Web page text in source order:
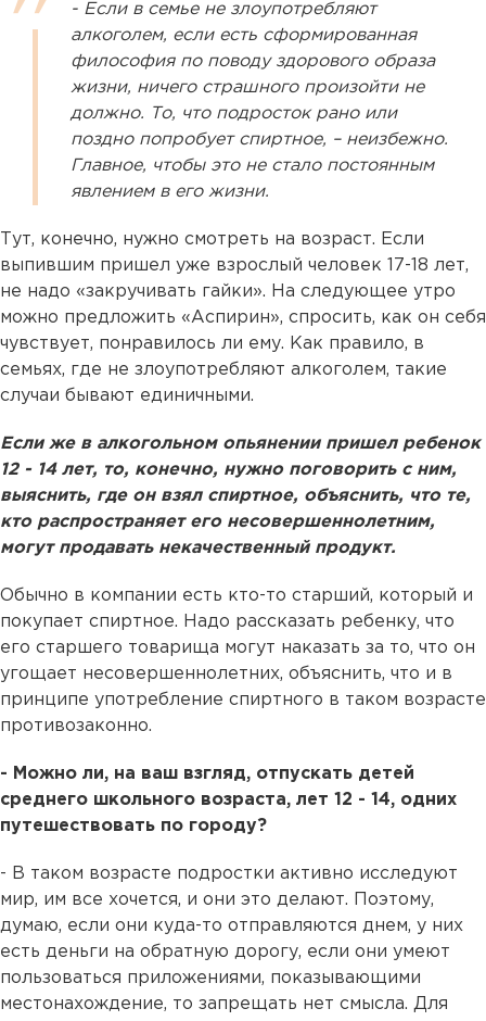
- Если в семье не злоупотребляют
алкоголем, если есть сформированная
философия по поводу здорового образа
жизни, ничего страшного произойти не
должно. То, что подросток рано или
поздно попробует спиртное, – неизбежно.
Главное, чтобы это не стало постоянным
явлением в его жизни.
Тут, конечно, нужно смотреть на возраст. Если
выпившим пришел уже взрослый человек 17-18 лет,
не надо «закручивать гайки». На следующее утро
можно предложить «Аспирин», спросить, как он себя
чувствует, понравилось ли ему. Как правило, в
семьях, где не злоупотребляют алкоголем, такие
случаи бывают единичными.
Если же в алкогольном опьянении пришел ребенок
12 - 14 лет, то, конечно, нужно поговорить с ним,
выяснить, где он взял спиртное, объяснить, что те,
кто распространяет его несовершеннолетним,
могут продавать некачественный продукт.
Обычно в компании есть кто-то старший, который и
покупает спиртное. Надо рассказать ребенку, что
его старшего товарища могут наказать за то, что он
угощает несовершеннолетних, объяснить, что и в
принципе употребление спиртного в таком возрасте
противозаконно.
- Можно ли, на ваш взгляд, отпускать детей
среднего школьного возраста, лет 12 - 14, одних
путешествовать по городу?
- В таком возрасте подростки активно исследуют
мир, им все хочется, и они это делают. Поэтому,
думаю, если они куда-то отправляются днем, у них
есть деньги на обратную дорогу, если они умеют
пользоваться приложениями, показывающими
местонахождение, то запрещать нет смысла. Для